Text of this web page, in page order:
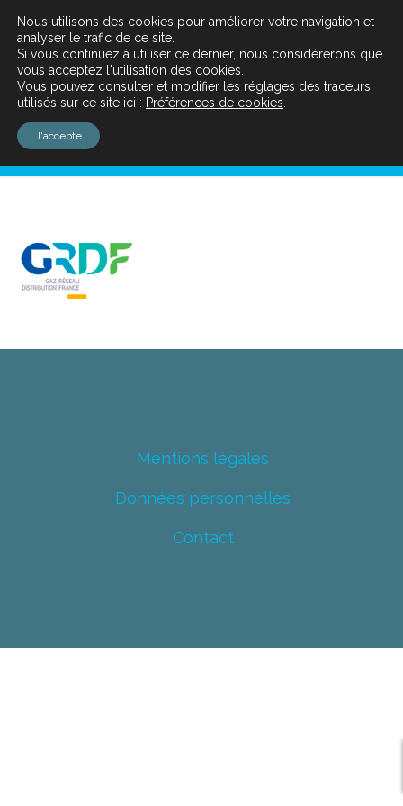
logo-GRDF
Mentions légales
Données personnelles
Contact
Nous utilisons des cookies pour améliorer votre navigation et
analyser le trafic de ce site.
Si vous continuez à utiliser ce dernier, nous considérerons que
vous acceptez l'utilisation des cookies.
Vous pouvez consulter et modifier les réglages des traceurs
utilisés sur ce site ici : Préférences de cookies
J'accepte